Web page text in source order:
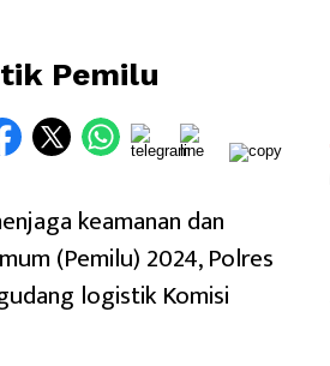
Pemilu
keamanan dan
(Pemilu) 2024, Polres
logistik Komisi